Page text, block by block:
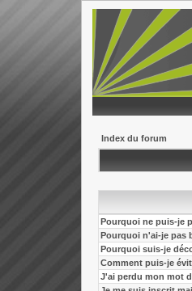
Index du forum
Pourquoi ne puis-je
Pourquoi n'ai-je pas
Pourquoi suis-je
Comment puis-je
J'ai perdu mon mot